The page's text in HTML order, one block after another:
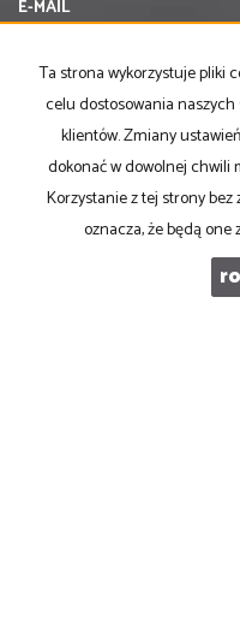
E-MAIL
TELEFON KOMÓRKOWY
KOD ZABEZPIECZAJĄCY
Ta strona wykorzystuje pliki
celu dostosowania
klientów. Zmiany
dokonać w dowolnej chwili
Korzystanie z tej strony
oznacza, że będą